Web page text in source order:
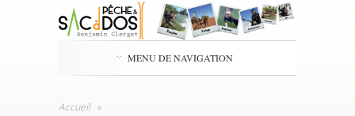
MENU DE NAVIGATION
Accueil »